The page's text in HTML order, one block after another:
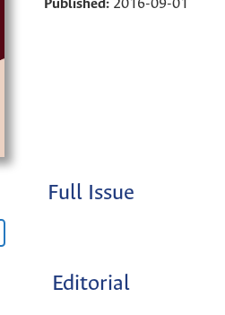
Published: 2016-09-01
Full Issue
Editorial